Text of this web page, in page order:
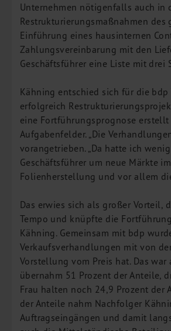
Finanz- und Lohnbuchhaltung
Wirtschaftsprüfung
Steuerberatung
Rechtsberatung
Unternehmensfinanzierung
Industrielle Dienstleistungen
Inbound Investments
Coaching
Team
Karriere
Kontakt
Unternehmen nötigenfalls auch in
Restrukturierungsmaßnahmen
Einführung eines hausinternen
Zahlungsvereinbarung mit den
Geschäftsführer eine Liste mit drei
Kähning entschied sich für die bdp
erfolgreich
eine Fortführungsprognose
Aufgabenfelder. „Die
vorangetrieben. „Da hatte ich
Geschäftsführer um neue Märkte
Folienherstellung und vor allem
Das erwies sich als großer Vorteil,
Tempo und knüpfte die
Kähning. Gemeinsam mit bdp
Verkaufsverhandlungen mit von
Vorstellung vom Preis hat. Das
übernahm 51 Prozent der Anteile,
Frau halten noch 24,9 Prozent
der Anteile nahm Nachfolger
Auftragseingängen und damit